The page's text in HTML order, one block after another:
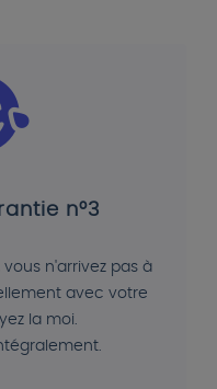
n°3
n'arrivez pas à
avec votre
la moi.